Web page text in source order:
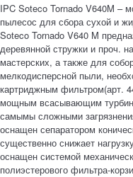
IPC Soteco Tornado V640M
пылесос для сбора сухой и
Soteco Tornado V640 M
деревянной стружки и проч.
мастерских, а также для
мелкодисперсной пыли,
картриджным фильтром(арт.
мощным всасывающим
самымы сложными
оснащен сепаратором
существенно снижает
оснащен системой
полиэстерового фильтра-